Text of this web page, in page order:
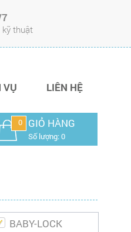
kỹ thuật
VỤ LIÊN HỆ
0 GIỎ HÀNG
Số lượng: 0
BABY-LOCK